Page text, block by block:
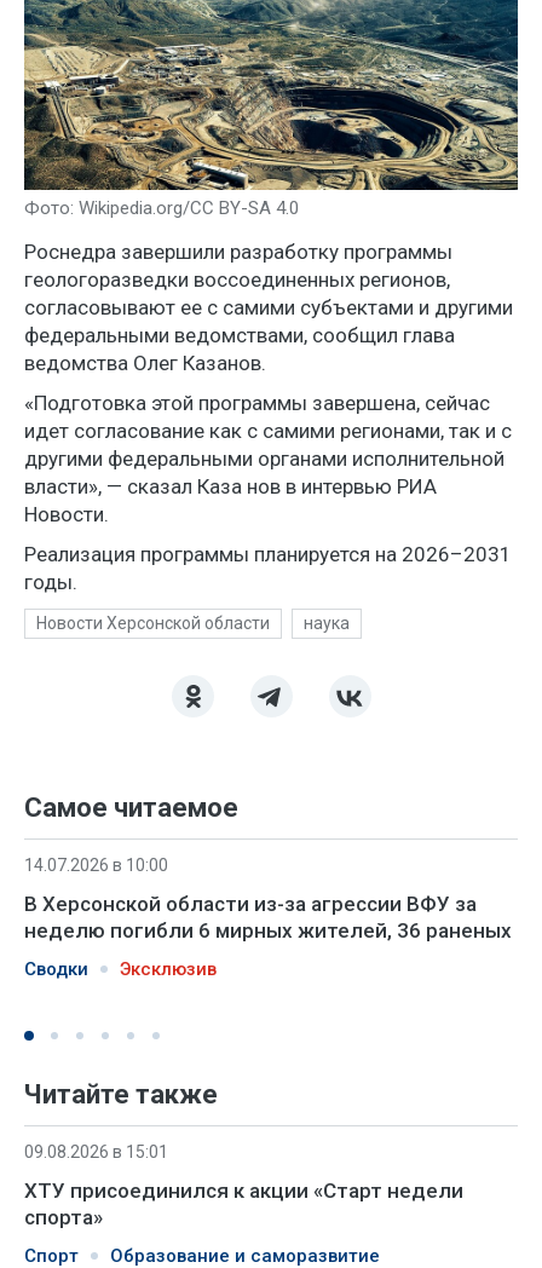
Фото: Wikipedia.org/CC BY-SA 4.0
Роснедра завершили разработку программы
геологоразведки воссоединенных регионов,
согласовывают ее с самими субъектами и другими
федеральными ведомствами, сообщил глава
ведомства Олег Казанов.
«Подготовка этой программы завершена, сейчас
идет согласование как с самими регионами, так и с
другими федеральными органами исполнительной
власти», — сказал Каза нов в интервью РИА
Новости.
Реализация программы планируется на 2026–2031
годы.
Новости Херсонской области наука
Самое читаемое
14.07.2026 в 10:00
В Херсонской области из-за агрессии ВФУ за
неделю погибли 6 мирных жителей, 36 раненых
Сводки Эксклюзив
Читайте также
09.08.2026 в 15:01
ХТУ присоединился к акции «Старт недели
спорта»
Спорт Образование и саморазвитие